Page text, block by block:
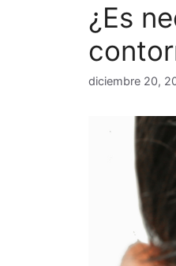
¿Es
diciembre 20,